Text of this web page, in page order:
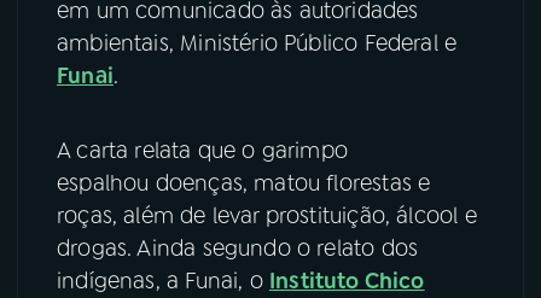
YouTube Facebook
Instagram
TikTok
em um comunicado às autoridades
ambientais, Ministério Público Federal e
Funai.
A carta relata que o garimpo
espalhou doenças, matou florestas e
roças, além de levar prostituição, álcool e
drogas. Ainda segundo o relato dos
indígenas, a Funai, o Instituto Chico